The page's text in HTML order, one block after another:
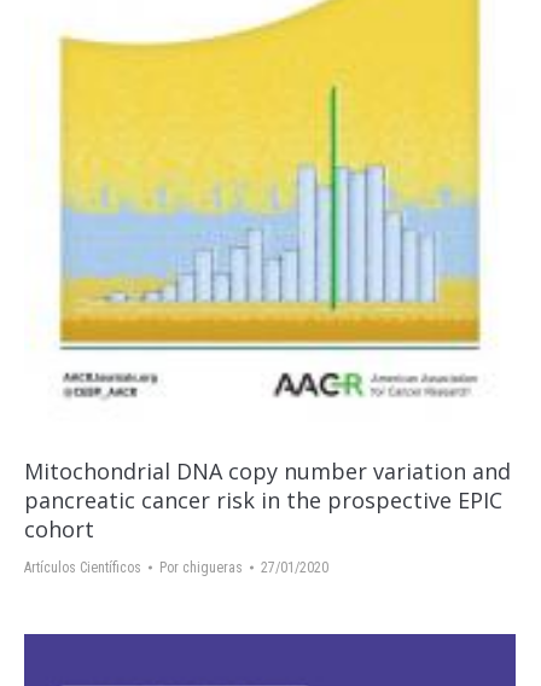
Mitochondrial DNA copy number variation and
pancreatic cancer risk in the prospective EPIC
cohort
Artículos Científicos Por chigueras 27/01/2020